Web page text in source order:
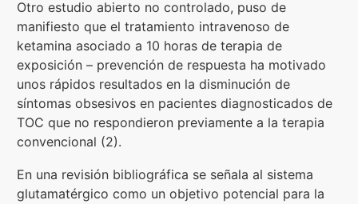
Otro estudio abierto no controlado, puso de
manifiesto que el tratamiento intravenoso de
ketamina asociado a 10 horas de terapia de
exposición – prevención de respuesta ha motivado
unos rápidos resultados en la disminución de
síntomas obsesivos en pacientes diagnosticados de
TOC que no respondieron previamente a la terapia
convencional (2).
En una revisión bibliográfica se señala al sistema
glutamatérgico como un objetivo potencial para la